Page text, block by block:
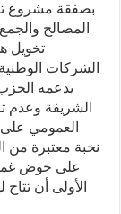
بصفقة مشروع
المصالح
تخويل
الشركات
يدعمه
الشريفة وعدم
العمومي على
نخبة معتبرة من
على خوض
الأولى أن